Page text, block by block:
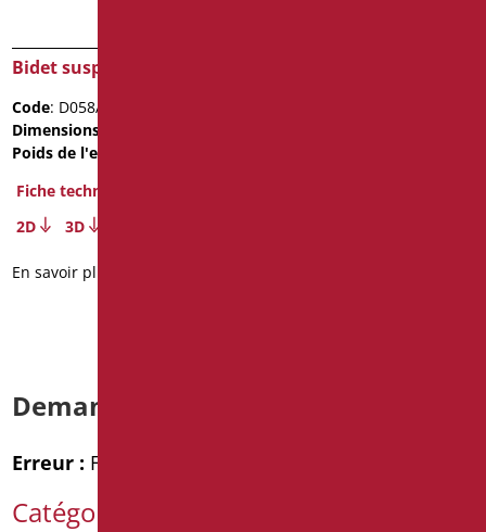
Catégories de produits
Bidet suspendu open
Code: D058A/01
Dimensions
Poids de l'emballage
Fiche technique
2D
3D
En savoir plus
Demande d’informations
Erreur : Formulaire de contact non trouvé !